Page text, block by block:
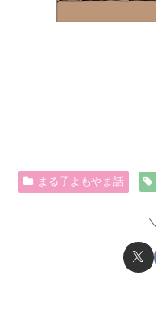
まる子よもやま話